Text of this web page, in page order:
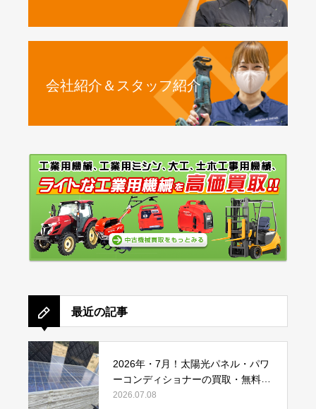
会社紹介＆スタッフ紹介
最近の記事
2026年・7月！太陽光パネル・パワ
ーコンディショナーの買取・無料で
のお引き取り強化中です(^^♪
2026.07.08